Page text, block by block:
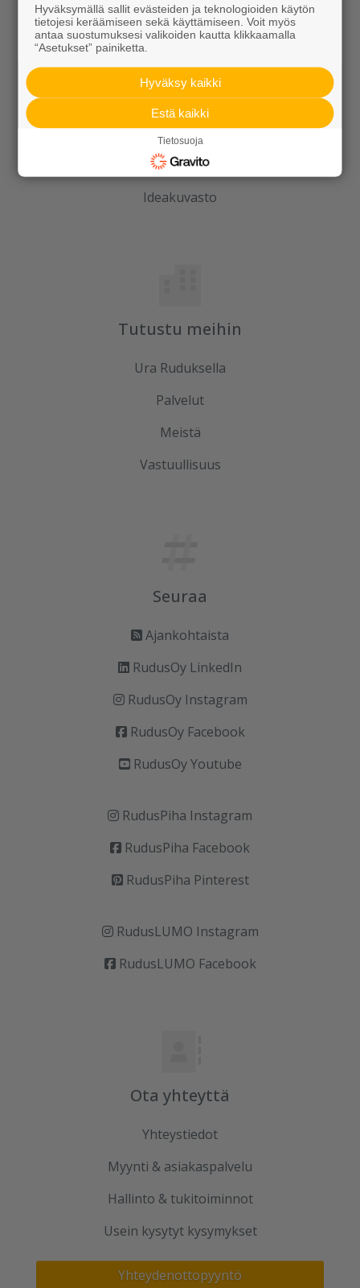
Ideoidaan yhdessä
Kotipolku
Kotipolku blogi
Ideakuvasto
Tutustu meihin
Ura Ruduksella
Palvelut
Meistä
Vastuullisuus
Seuraa
Ajankohtaista
RudusOy LinkedIn
RudusOy Instagram
RudusOy Facebook
RudusOy Youtube
RudusPiha Instagram
RudusPiha Facebook
RudusPiha Pinterest
RudusLUMO Instagram
RudusLUMO Facebook
Ota yhteyttä
Yhteystiedot
Myynti & asiakaspalvelu
Hallinto & tukitoiminnot
Usein kysytyt kysymykset
Yhteydenottopyyntö
Hyväksymällä sallit evästeiden ja teknologioiden käytön
tietojesi keräämiseen sekä käyttämiseen. Voit myös
antaa suostumuksesi valikoiden kautta klikkaamalla
“Asetukset” painiketta.
Hyväksy kaikki
Estä kaikki
Tietosuoja